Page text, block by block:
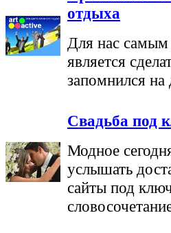
отдыха
Для нас
является
запомнился на
Свадьба под
Модное
услышать
сайты под